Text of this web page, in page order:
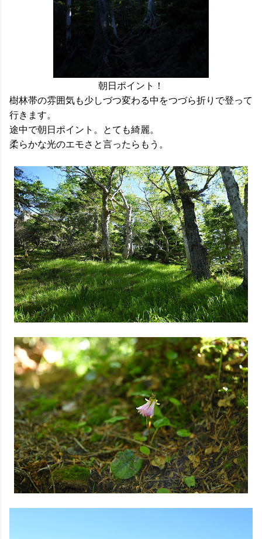
朝日ポイント！
樹林帯の雰囲気も少しづつ変わる中をつづら折りで登って
行きます。
途中で朝日ポイント。とても綺麗。
柔らかな光のエモさと言ったらもう。